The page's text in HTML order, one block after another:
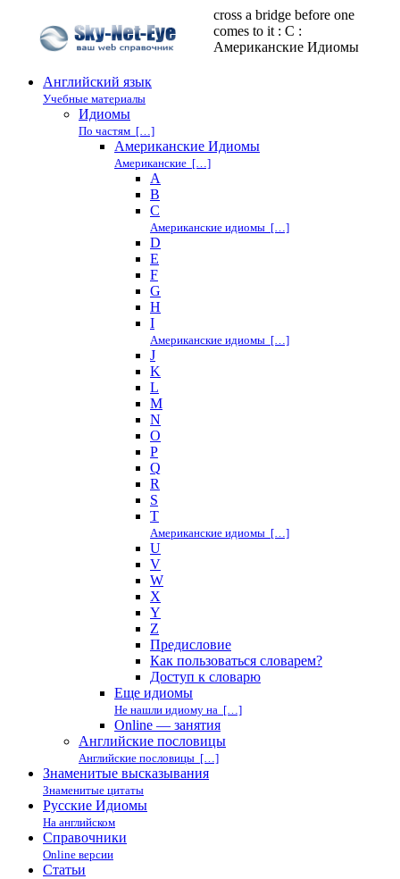
cross a bridge before one
comes to it : C :
Американские Идиомы
Английский язык
Учебные материалы
Идиомы
По частям […]
Американские Идиомы
Американские […]
A
B
C
Американские идиомы […]
D
E
F
G
H
I
Американские идиомы […]
J
K
L
M
N
O
P
Q
R
S
T
Американские идиомы […]
U
V
W
X
Y
Z
Предисловие
Как пользоваться словарем?
Доступ к словарю
Еще идиомы
Не нашли идиому на […]
Online — занятия
Английские пословицы
Английские пословицы […]
Знаменитые высказывания
Знаменитые цитаты
Русские Идиомы
На английском
Справочники
Online версии
Статьи